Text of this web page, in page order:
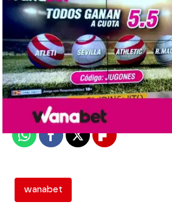
mega
madrid
Publicado:
WhatsappFacebook
X Flipboard
wanabet